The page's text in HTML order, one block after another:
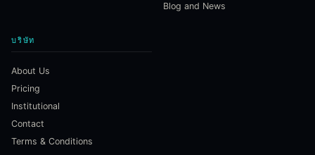
Blog and News
บริษัท
About Us
Pricing
Institutional
Contact
Terms & Conditions